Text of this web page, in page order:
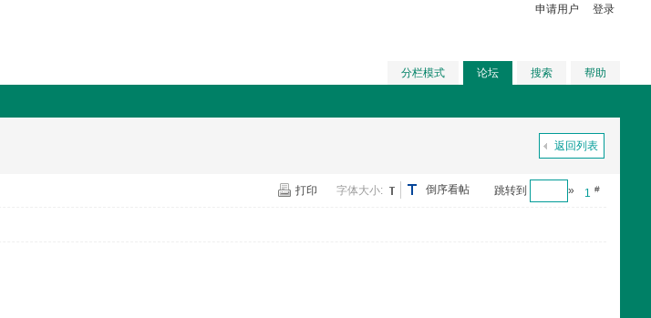
申请用户 登录
分栏模式 论坛 搜索 帮助
返回列表
1 #
跳转到 »
倒序看帖
打印 字体大小: